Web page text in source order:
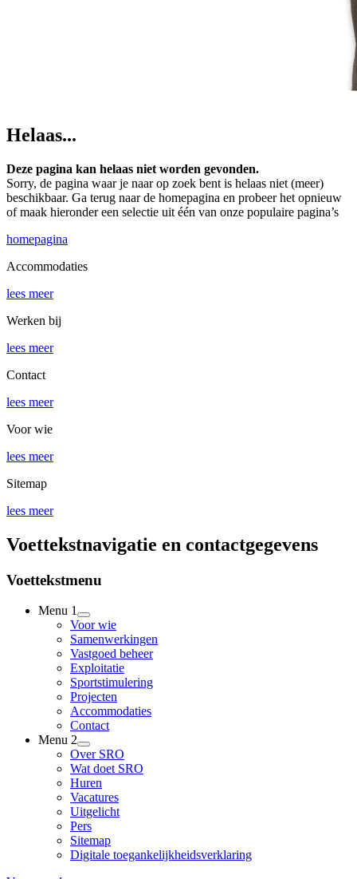
Helaas...
Deze pagina kan helaas niet worden gevonden.
Sorry, de pagina waar je naar op zoek bent is helaas niet (meer)
beschikbaar. Ga terug naar de homepagina en probeer het opnieuw
of maak hieronder een selectie uit één van onze populaire pagina’s
homepagina
Accommodaties
lees meer
Werken bij
lees meer
Contact
lees meer
Voor wie
lees meer
Sitemap
lees meer
Voettekstnavigatie en contactgegevens
Voettekstmenu
Menu 1
Voor wie
Samenwerkingen
Vastgoed beheer
Exploitatie
Sportstimulering
Projecten
Accommodaties
Contact
Menu 2
Over SRO
Wat doet SRO
Huren
Vacatures
Uitgelicht
Pers
Sitemap
Digitale toegankelijkheidsverklaring